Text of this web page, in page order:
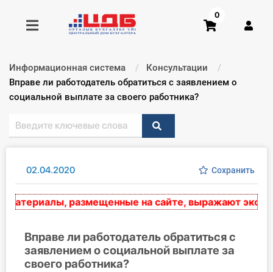
Получить консультацию
Главная ИС
Консультации
Правовая база
Библиотека бухгалтера
0
Информационная система
Консультации
Текущий:
Вправе ли работодатель обратиться с зая влением о
социальной выплате за своего работника?
02.04.2020 Сохранить
размещенные на сайте, выражают
Вправе ли работодатель обратиться с
зая влением о социальной выплате за
своего работника?